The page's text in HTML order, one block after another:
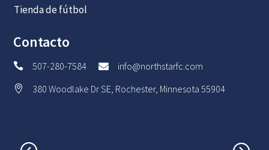
Tienda de fútbol
Contacto
 507-280-7584  info@northstarfc.com
 380 Woodlake Dr SE, Rochester, Minnesota 55904